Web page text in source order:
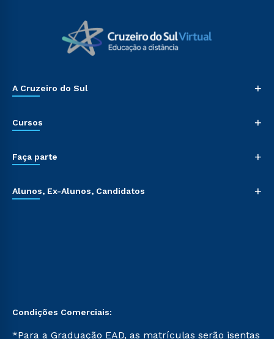
A Cruzeiro do Sul +
Cursos +
Faça parte +
Alunos, Ex-Alunos, Candidatos +
Condições Comerciais:
*Para a Graduação EAD, as matrículas serão isentas